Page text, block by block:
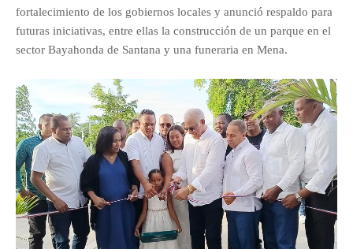
fortalecimiento de los gobiernos locales y anunció respaldo para
futuras iniciativas, entre ellas la construcción de un parque en el
sector Bayahonda de Santana y una funeraria en Mena.